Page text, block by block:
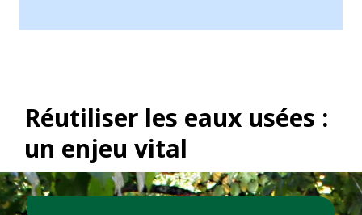
Réutiliser les eaux usées :
un enjeu vital